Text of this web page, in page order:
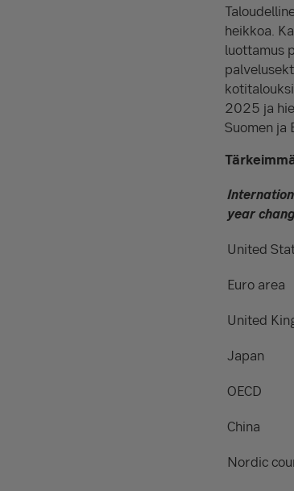
heikkoa.
luottamus
2025 ja
Suomen ja
year
United
Euro area
United
Japan
OECD
China
Nordic